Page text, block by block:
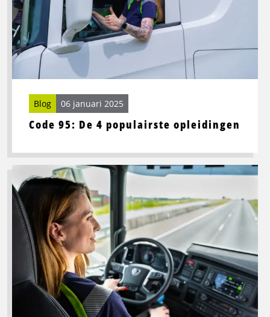
Code 95: De 4 populairste opleidingen
Blog 06 januari 2025
opleidingen
meer
over
Het
Nieuwe
Rijden:
Efficiënt,
Veilig
en
Duurzaam